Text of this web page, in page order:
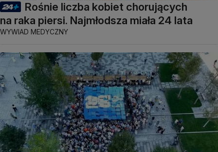
Rośnie liczba kobiet chorujących
na raka piersi. Najmłodsza miała 24 lata
WYWIAD MEDYCZNY